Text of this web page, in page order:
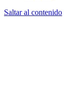
Saltar al contenido